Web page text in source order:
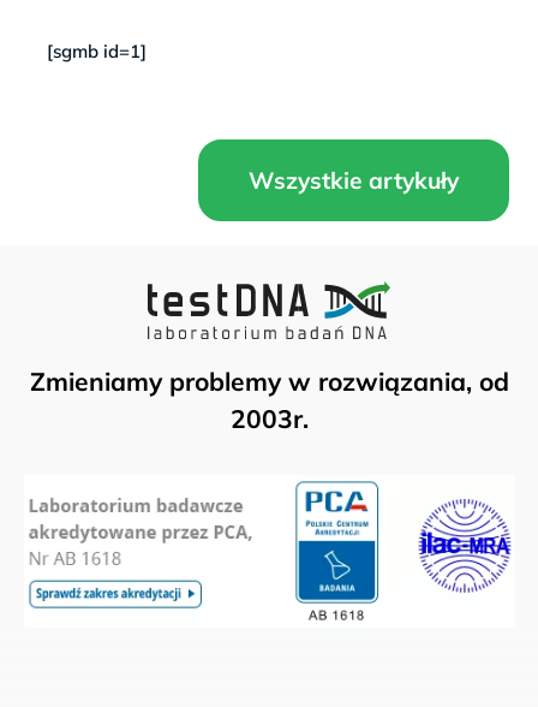
[sgmb id=1]
Wszystkie artykuły
Zmieniamy problemy w rozwiązania, od
2003r.